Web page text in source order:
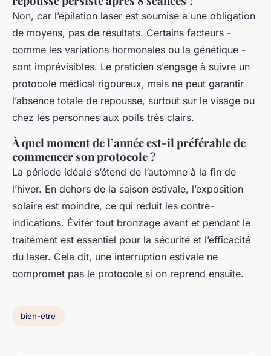
Non, car l’épilation laser est soumise à une obligation
de moyens, pas de résultats. Certains facteurs -
comme les variations hormonales ou la génétique -
sont imprévisibles. Le praticien s’engage à suivre un
protocole médical rigoureux, mais ne peut garantir
l’absence totale de repousse, surtout sur le visage ou
chez les personnes aux poils très clairs.
À quel moment de l’année est-il préférable de
commencer son protocole ?
La période idéale s’étend de l’automne à la fin de
l’hiver. En dehors de la saison estivale, l’exposition
solaire est moindre, ce qui réduit les contre-
indications. Éviter tout bronzage avant et pendant le
traitement est essentiel pour la sécurité et l’efficacité
du laser. Cela dit, une interruption estivale ne
compromet pas le protocole si on reprend ensuite.
bien-etre